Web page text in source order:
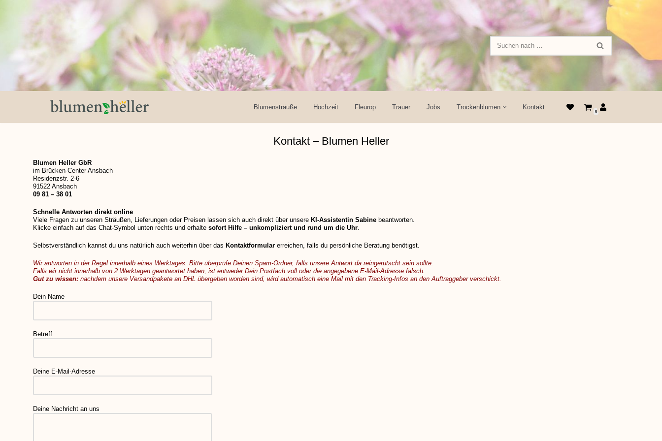
Blumensträuße Hochzeit Fleurop Trauer Jobs Trockenblumen Kontakt
0
Kontakt – Blumen Heller
Blumen Heller GbR
im Brücken-Center Ansbach
Residenzstr. 2-6
91522 Ansbach
09 81 – 38 01
Schnelle Antworten direkt online
Viele Fragen zu unseren Sträußen, Lieferungen oder Preisen lassen sich auch direkt über unsere KI-Assistentin Sabine beantworten.
Klicke einfach auf das Chat-Symbol unten rechts und erhalte sofort Hilfe – unkompliziert und rund um die Uhr.
Selbstverständlich kannst du uns natürlich auch weiterhin über das Kontaktformular erreichen, falls du persönliche Beratung benötigst.
Wir antworten in der Regel innerhalb eines Werktages. Bitte überprüfe Deinen Spam-Ordner, falls unsere Antwort da reingerutscht sein sollte.
Falls wir nicht innerhalb von 2 Werktagen geantwortet haben, ist entweder Dein Postfach voll oder die angegebene E-Mail-Adresse falsch.
Gut zu wissen: nachdem unsere Versandpakete an DHL übergeben worden sind, wird automatisch eine Mail mit den Tracking-Infos an den Auftraggeber verschickt.
Dein Name
Betreff
Deine E-Mail-Adresse
Deine Nachricht an uns